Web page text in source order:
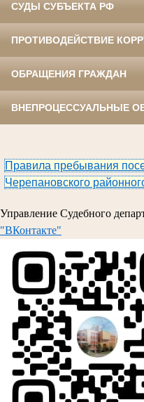
СУДЫ СУБЪЕКТА РФ
ПРОТИВОДЕЙСТВИЕ
ОБРАЩЕНИЯ ГРАЖДАН
ВНЕПРОЦЕССУАЛЬНЫЕ
Правила пребывания
Черепановского
Управление Судебного
"ВКонтакте"